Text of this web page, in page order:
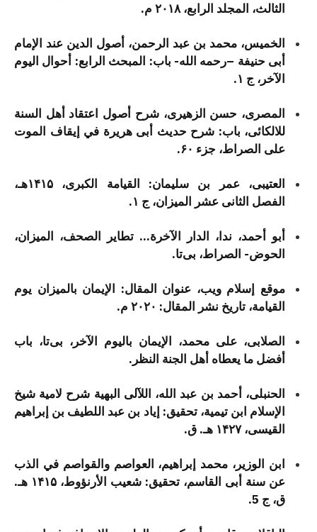
الثالث، المجلد الرابع، ۲۰۱۸ م.
الخمیس، محمد بن عبد الرحمن، أصول الدین عند الإمام
أبی حنیفة –رحمه الله- باب: المبحث الرابع: أحوال الیوم
الآخر، ج ۱.
المصری، حسن الزهیری، شرح أصول اعتقاد أهل السنة
للالکائی، باب: شرح حدیث أبی هریرة في إیقاف الموت
علی الصراط، جزء ۶۰.
العتیبی، عمر بن سلیمان: القیامة الکبری، ۱۴۱۵هـ،
الفصل الثانی عشر المیزان، ج ۱.
أبو أحمد، ندا، الدار الآخرة… تطایر الصحف، المیزان،
الحوض- الصراط، بی‌تا.
موقع إسلام ویب، عنوان المقال: الإیمان بالمیزان یوم
القیامة، تاریخ نشر المقال: ۲۰۲۰ م.
الصلابی، علی محمد، الإیمان بالیوم الآخر، بی‌تا، باب
أفضل ما یعطاه أهل الجنة النظر.
الحنبلی، أحمد بن عبد الله، اللآلی البهیة شرح لامیة شیخ
الإسلام ابن تیمیة، تحقیق: إیاد بن عبد اللطیف بن إبراهیم
القیسی، ۱۴۲۷ هـ. ق.
ابن الوزیر، محمد إبراهیم، العواصم والقواصم في الذب
عن سنة أبی القاسم، تحقیق: شعیب الأرنؤوط، ۱۴۱۵ هـ.
ق، ج 5.